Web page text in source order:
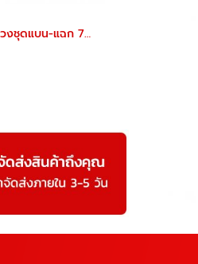
PB8250CBB ไขควงชุดแบน-แฉก 7 ตัวชุด+กล่องกระดาษรุ่นใหม่ PB SWISS TOOLS